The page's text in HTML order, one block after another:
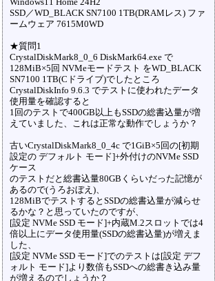
SSD／WD_BLACK SN7100 1TB(DRAMレス) ファ
ームウェア 7615M0WD
★質問1
CrystalDiskMark8_0_6 DiskMark64.exe で
128MiB×5回 NVMeモードテスト をWD_BLACK
SN7100 1TB(Cドライブ)でしたところ
CrystalDiskInfo 9.6.3 でテストに使われたデータ
使用量を確認すると
1回のテストで400GB以上もSSDの総書込量が増
えていました、これは正常な動作でしょうか？
古いCrystalDiskMark8_0_4c で1GiB×5回の[初期
設定の デフォルト モード]+外付けのNVMe SSD
ケース
のテストだと総書込量80GBくらいだった記憶が
あるので(うろおぼえ)、
128MiBでテストするとSSDの総書込量が減らせ
るかな？と思っていたのですが、
[設定 NVMe SSD モード]+内蔵M.2スロットでは4
倍以上にデータ使用量(SSDの総書込量)が増えま
した、
[設定 NVMe SSD モード]でのテストは[設定 デフ
ォルト モード]より数倍もSSDへの総書き込み量
が増えるのでしょうか？